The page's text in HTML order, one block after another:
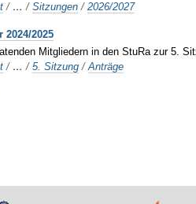
/ …/Sitzungen /2026/2027
2024/2025
Mitgliedern in den StuRa zur 5.
/ …/5. Sitzung /Anträge